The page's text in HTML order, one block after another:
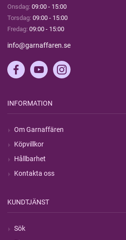
Onsdag: 09:00 - 15:00
Torsdag: 09:00 - 15:00
Fredag: 09:00 - 15:00
info@garnaffaren.se
INFORMATION
Om Garnaffären
Köpvillkor
Hållbarhet
Kontakta oss
KUNDTJÄNST
Sök